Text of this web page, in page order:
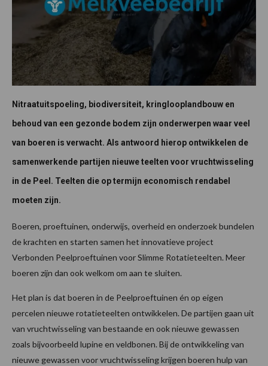
Nitraatuitspoeling, biodiversiteit, kringlooplandbouw en
behoud van een gezonde bodem zijn onderwerpen waar veel
van boeren is verwacht. Als antwoord hierop ontwikkelen de
samenwerkende partijen nieuwe teelten voor vruchtwisseling
in de Peel. Teelten die op termijn economisch rendabel
moeten zijn.
Boeren, proeftuinen, onderwijs, overheid en onderzoek bundelen
de krachten en starten samen het innovatieve project
Verbonden Peelproeftuinen voor Slimme Rotatieteelten. Meer
boeren zijn dan ook welkom om aan te sluiten.
Het plan is dat boeren in de Peelproeftuinen én op eigen
percelen nieuwe rotatieteelten ontwikkelen. De partijen gaan uit
van vruchtwisseling van bestaande en ook nieuwe gewassen
zoals bijvoorbeeld lupine en veldbonen. Bij de ontwikkeling van
nieuwe gewassen voor vruchtwisseling krijgen boeren hulp van